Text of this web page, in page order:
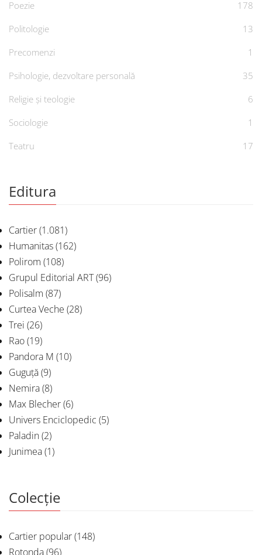
Poezie
178
Politologie
13
Precomenzi
1
Psihologie, dezvoltare personală
35
Religie și teologie
6
Sociologie
1
Teatru
17
Editura
Cartier(1.081)
Humanitas(162)
Polirom (108)
Grupul Editorial ART(96)
Polisalm (87)
Curtea Veche (28)
Trei (26)
Rao(19)
Pandora M (10)
Guguță(9)
Nemira(8)
Max Blecher(6)
Univers Enciclopedic (5)
Paladin(2)
Junimea(1)
Colecție
Cartier popular(148)
Rotonda(96)